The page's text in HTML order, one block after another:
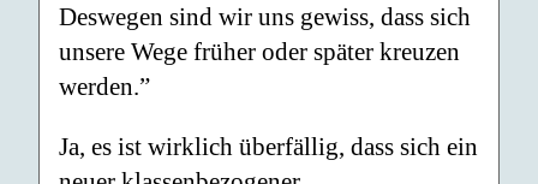
Deswegen sind wir uns gewiss, dass sich
unsere Wege früher oder später kreuzen
werden.”
Ja, es ist wirklich überfällig, dass sich ein